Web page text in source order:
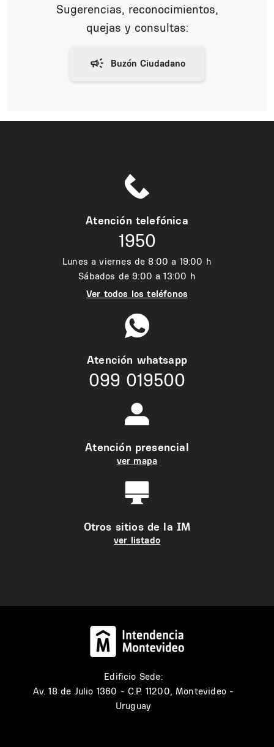
Sugerencias, reconocimientos,
quejas y consultas:
Atención telefónica
1950
Lunes a viernes de 8:00 a 19:00 h
Sábados de 9:00 a 13:00 h
Ver todos los teléfonos
Atención whatsapp
099 019500
Atención presencial
ver mapa
Otros sitios de la IM
ver listado
Edificio Sede:
Av. 18 de Julio 1360 - C.P. 11200, Montevideo -
Uruguay